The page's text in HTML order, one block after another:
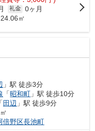
礼金 0ヶ月
㎡
」駅 徒歩3分
「昭和町 」駅 徒歩10分
「 田辺 」駅 徒歩9分
倍野区長池町